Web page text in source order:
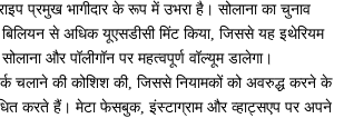
प्रमुख भागीदार के रूप में उभरा है। सोलाना का चुनाव
से अधिक यूएसडीसी मिंट किया, जिससे यह इथेरियम
और पॉलीगॉन पर महत्वपूर्ण वॉल्यूम डालेगा।
चलाने की कोशिश की, जिससे नियामकों को अवरुद्ध करने के
करते हैं। मेटा फेसबुक, इंस्टाग्राम और व्हाट्सएप पर अपने